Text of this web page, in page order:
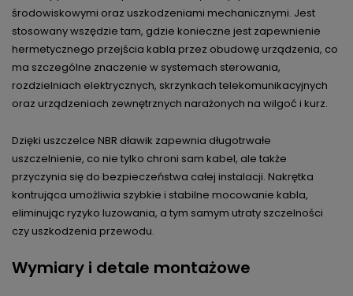
środowiskowymi oraz uszkodzeniami mechanicznymi. Jest
stosowany wszędzie tam, gdzie konieczne jest zapewnienie
hermetycznego przejścia kabla przez obudowę urządzenia, co
ma szczególne znaczenie w systemach sterowania,
rozdzielniach elektrycznych, skrzynkach telekomunikacyjnych
oraz urządzeniach zewnętrznych narażonych na wilgoć i kurz.
Dzięki uszczelce NBR dławik zapewnia długotrwałe
uszczelnienie, co nie tylko chroni sam kabel, ale także
przyczynia się do bezpieczeństwa całej instalacji. Nakrętka
kontrująca umożliwia szybkie i stabilne mocowanie kabla,
eliminując ryzyko luzowania, a tym samym utraty szczelności
czy uszkodzenia przewodu.
Wymiary i detale montażowe